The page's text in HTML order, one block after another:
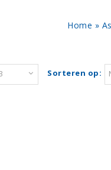
Home »
Sorteren op: